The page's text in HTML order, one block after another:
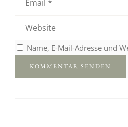
Name, E-Mail-Adresse und